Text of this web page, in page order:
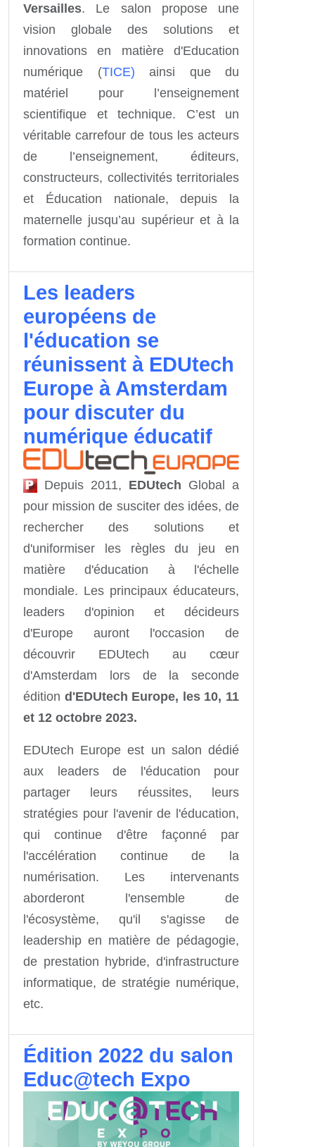
Versailles. Le salon propose une
vision globale des solutions et
innovations en matière d'Education
numérique (TICE) ainsi que du
matériel pour l’enseignement
scientifique et technique. C’est un
véritable carrefour de tous les acteurs
de l’enseignement, éditeurs,
constructeurs, collectivités territoriales
et Éducation nationale, depuis la
maternelle jusqu’au supérieur et à la
formation continue.
Les leaders
européens de
l'éducation se
réunissent à EDUtech
Europe à Amsterdam
pour discuter du
numérique éducatif
Depuis 2011, EDUtech Global a
pour mission de susciter des idées, de
rechercher des solutions et
d'uniformiser les règles du jeu en
matière d'éducation à l'échelle
mondiale. Les principaux éducateurs,
leaders d'opinion et décideurs
d'Europe auront l'occasion de
découvrir EDUtech au cœur
d'Amsterdam lors de la seconde
édition d'EDUtech Europe, les 10, 11
et 12 octobre 2023.
EDUtech Europe est un salon dédié
aux leaders de l'éducation pour
partager leurs réussites, leurs
stratégies pour l'avenir de l'éducation,
qui continue d'être façonné par
l'accélération continue de la
numérisation. Les intervenants
aborderont l'ensemble de
l'écosystème, qu'il s'agisse de
leadership en matière de pédagogie,
de prestation hybride, d'infrastructure
informatique, de stratégie numérique,
etc.
Édition 2022 du salon
Educ@tech Expo